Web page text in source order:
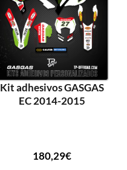
Kit adhesivos GASGAS
EC 2014-2015
180,29€